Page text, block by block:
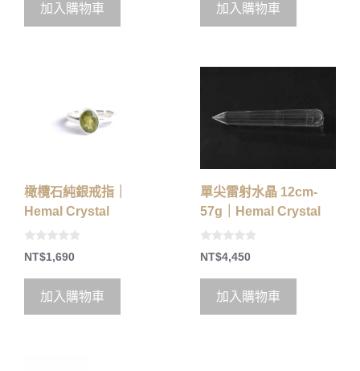
5
加入購物車
5
加入購物車
橄欖石純銀戒指｜
Hemal Crystal
0
o
t
5
NT$1,690
加入購物車
單尖雷射水晶 12cm-
57g｜Hemal Crystal
0
o
t
5
NT$4,450
加入購物車